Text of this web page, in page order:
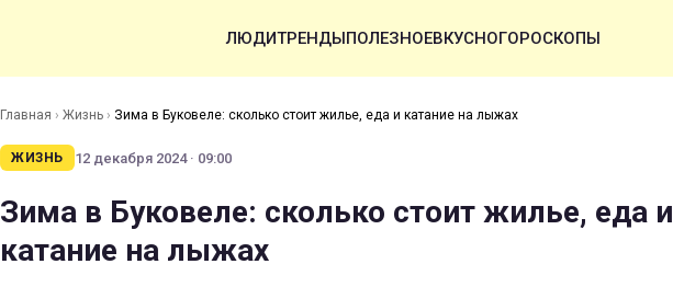
ЛЮДИТРЕНДЫПОЛЕЗНОЕВКУСНОГОРОСКОПЫ
Главная › Жизнь › Зима в Буковеле: сколько стоит жилье, еда и катание на лыжах
ЖИЗНЬ 12 декабря 2024 · 09:00
Зима в Буковеле: сколько стоит жилье, еда и
катание на лыжах